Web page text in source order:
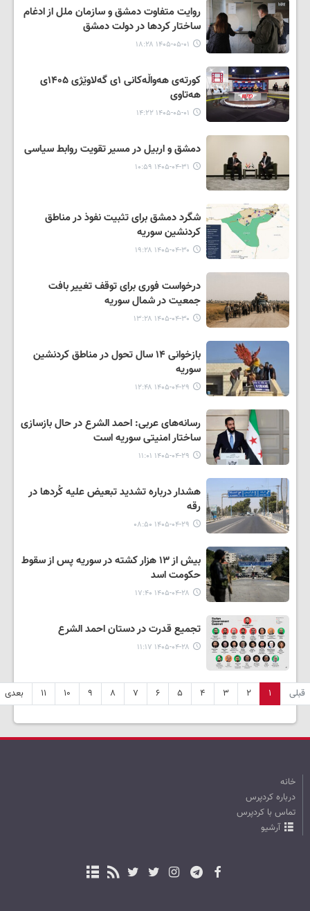
روایت متفاوت دمشق و سازمان ملل از ادغام
ساختار کردها در دولت دمشق
۱۴۰۵-۰۵-۰۱ ۱۸:۲۸
کورتەی هەواڵەکانی ۱ی گەلاوێژی ۱۴۰۵ی
هەتاوی
۱۴۰۵-۰۵-۰۱ ۱۴:۲۲
دمشق و اربیل در مسیر تقویت روابط سیاسی
۱۴۰۵-۰۴-۳۱ ۱۰:۵۹
شگرد دمشق برای تثبیت نفوذ در مناطق
کردنشین سوریه
۱۴۰۵-۰۴-۳۰ ۱۹:۲۸
درخواست فوری برای توقف تغییر بافت
جمعیت در شمال سوریه
۱۴۰۵-۰۴-۳۰ ۱۳:۲۸
بازخوانی ۱۴ سال تحول در مناطق کردنشین
سوریه
۱۴۰۵-۰۴-۲۹ ۱۲:۴۸
رسانه‌های عربی: احمد الشرع در حال بازسازی
ساختار امنیتی سوریه است
۱۴۰۵-۰۴-۲۹ ۱۱:۰۱
هشدار درباره تشدید تبعیض علیه کُردها در
رقه
۱۴۰۵-۰۴-۲۹ ۰۸:۵۰
بیش از ۱۳ هزار کشته در سوریه پس از سقوط
حکومت اسد
۱۴۰۵-۰۴-۲۸ ۱۷:۴۰
تجمیع قدرت در دستان احمد الشرع
۱۴۰۵-۰۴-۲۸ ۱۱:۱۷
قبلی ۱ ۲ ۳ ۴ ۵ ۶ ۷ ۸ ۹ ۱۰ ۱۱ بعدی
خانه
درباره کردپرس
تماس با کردپرس
آرشیو